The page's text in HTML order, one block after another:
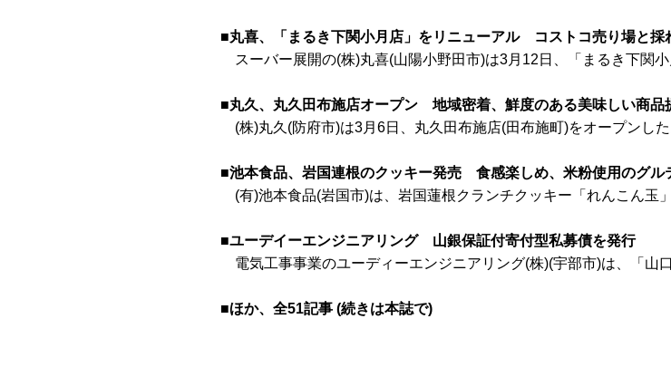
■丸喜、「まるき下関小月店」をリニューアル コストコ売り場と採
スーバー展開の(株)丸喜(山陽小野田市)は3月12日、「まるき下関
■丸久、丸久田布施店オープン 地域密着、鮮度のある美味しい商品
(株)丸久(防府市)は3月6日、丸久田布施店(田布施町)をオープンし
■池本食品、岩国連根のクッキー発売 食感楽しめ、米粉使用のグル
(有)池本食品(岩国市)は、岩国蓮根クランチクッキー「れんこん玉
■ユーデイーエンジニアリング 山銀保証付寄付型私募債を発行
電気工事事業のユーディーエンジニアリング(株)(宇部市)は、「山
■ほか、全51記事 (続きは本誌で)